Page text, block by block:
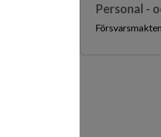
Personal -
Försvarsmakten